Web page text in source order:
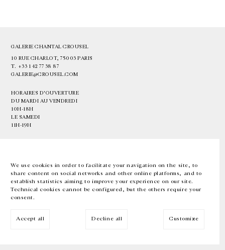
We use cookies in order to facilitate your navigation on the site, to
share content on social networks and other online platforms, and to
establish statistics aiming to improve your experience on our site.
Technical cookies cannot be configured, but the others require your
consent.
Accept all Decline all Customize
GALERIE CHANTAL CROUSEL
10 RUE CHARLOT, 75003 PARIS
T. +33 1 42 77 38 87
GALERIE@CROUSEL.COM
HORAIRES D'OUVERTURE
DU MARDI AU VENDREDI
10H-18H
LE SAMEDI
11H-19H
EN FR 中文 Facebook Instagram
Inscrivez-vous à notre newsletter